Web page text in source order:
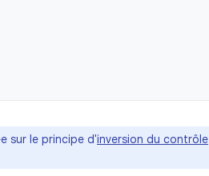
sur le principe d'inversion du contrôle